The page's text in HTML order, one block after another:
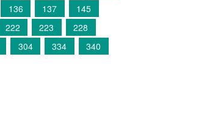
136 137
145
222 223
228
304 334
340